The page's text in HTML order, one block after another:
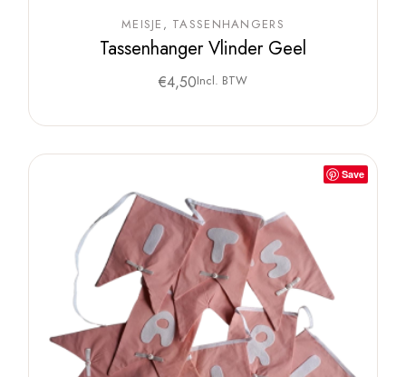
MEISJE TASSENHANGERS
Tassenhanger Vlinder Geel
€4,50Incl. BTW
Save